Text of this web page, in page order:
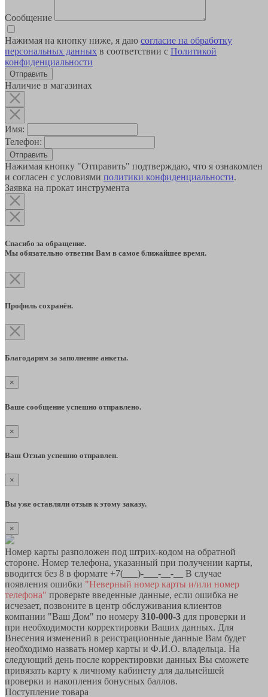
Сообщение
Нажимая на кнопку ниже, я даю согласие на обработку
персональных данных в соответствии с Политикой
конфиденциальности
Наличие в магазинах
Имя:
Телефон:
Отправить
Нажимая кнопку "Отправить" подтверждаю, что я ознакомлен
и согласен с условиями политики конфиденциальности.
Заявка на прокат инструмента
Спасибо за обращение.
Мы обязательно ответим Вам в самое ближайшее время.
Профиль сохранён.
Благодарим за заполнение анкеты.
×
Ваше сообщение успешно отправлено.
×
Ваш Отзыв успешно отправлен.
×
Вы уже оставляли отзыв к этому заказу.
×
Номер карты разположен под штрих-кодом на обратной
стороне. Номер телефона, указанный при получении карты,
вводится без 8 в формате +7(___)-___-__-__ В случае
появления ошибки "Неверный номер карты и/или номер
телефона" проверьте введенные данные, если ошибка не
исчезает, позвоните в центр обслуживания клиентов
компании "Ваш Дом" по номеру 310-000-3 для проверки и
при необходимости корректировки Ваших данных. Для
Внесения изменений в реистрационные данные Вам будет
необходимо назвать номер карты и Ф.И.О. владельца. На
следующий день после корректировки данных Вы сможете
привязать карту к личному кабинету для дальнейшей
проверки и накопления бонусных баллов.
Поступление товара